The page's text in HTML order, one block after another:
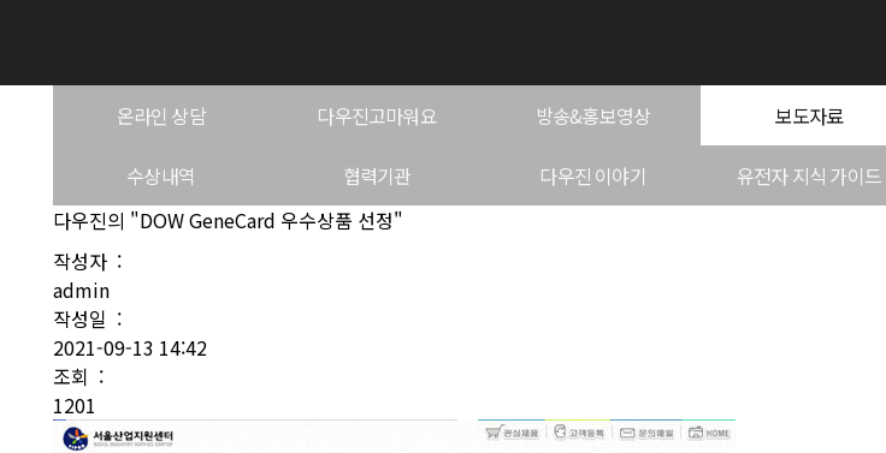
온라인 상담 다우진고마워요 방송&홍보영상 보도자료
수상내역 협력기관 다우진 이야기
유전자 지식 가이드
다우진의 "DOW GeneCard 우수상품 선정"
작성자 :
admin
작성일 :
2021-09-13 14:42
조회 :
1201